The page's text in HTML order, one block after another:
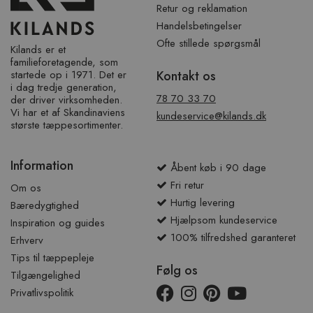
Kilands er et
familieforetagende, som
startede op i 1971. Det er
i dag tredje generation,
der driver virksomheden.
Vi har et af ​​Skandinaviens
største tæppesortimenter.
Retur og reklamation
Handelsbetingelser
Ofte stillede spørgsmål
Kontakt os
78 70 33 70
kundeservice@kilands.dk
Information
Om os
Bæredygtighed
Inspiration og guides
Erhverv
Tips til tæppepleje
Tilgængelighed
Privatlivspolitik
Åbent køb i 90 dage
Fri retur
Hurtig levering
Hjælpsom kundeservice
100% tilfredshed garanteret
Følg os